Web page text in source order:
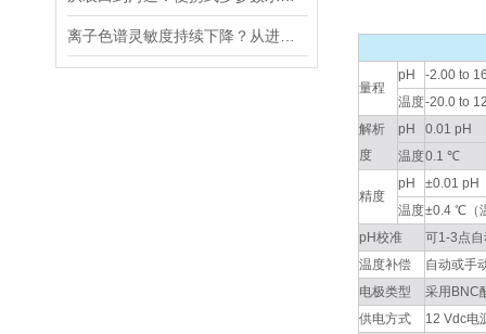
量程
pH
-2.00 to
温度-20.0 to
解析
度
pH
0.01 pH
温度0.1 ℃
精度
pH
±0.01 pH
温度±0.4 ℃（
pH校准
可1-3点
温度补偿
自动或手
电极类型
采用BNC
供电方式
12 Vdc电